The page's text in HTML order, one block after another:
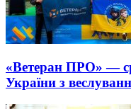
«Ветеран ПРО» —
України з